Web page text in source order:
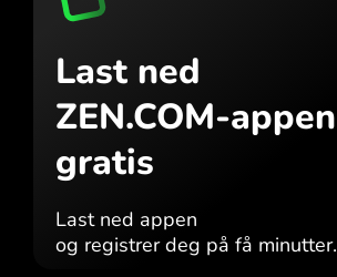
Last ned
ZEN.COM-appen
gratis
Last ned appen
og registrer deg på få minutter.